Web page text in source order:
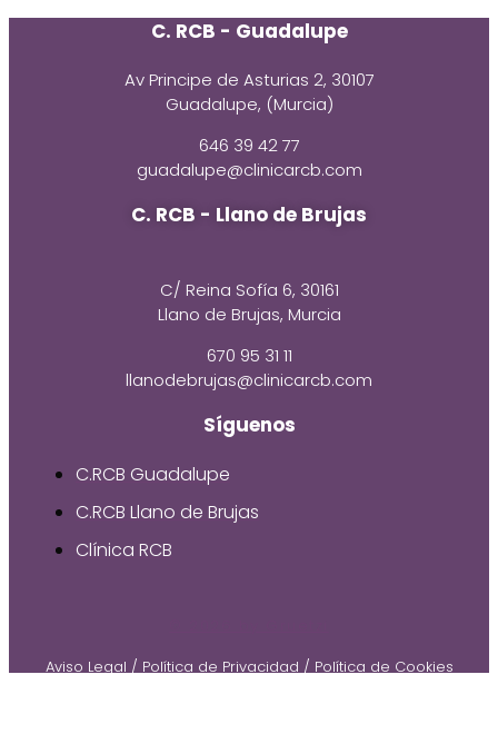
C. RCB - Guadalupe
Av Principe de Asturias 2, 30107
Guadalupe, (Murcia)
646 39 42 77
guadalupe@clinicarcb.com
C. RCB - Llano de Brujas
C/ Reina Sofía 6, 30161
Llano de Brujas, Murcia
670 95 31 11
llanodebrujas@clinicarcb.com
Síguenos
C.RCB Guadalupe
C.RCB Llano de Brujas
Clínica RCB
Aviso Legal / Política de Privacidad / Política de Cookies